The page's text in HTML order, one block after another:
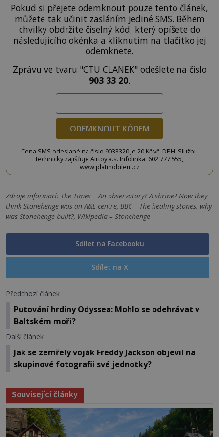
Pokud si přejete odemknout pouze tento článek,
můžete tak učinit zasláním jediné SMS. Během
chvilky obdržíte číselný kód, který opíšete do
následujícího okénka a kliknutím na tlačítko jej
odemknete.
Zprávu ve tvaru "CTU CLANEK" odešlete na číslo
903 33 20.
ODEMKNOUT KÓDEM
Cena SMS odeslané na číslo 9033320 je 20 Kč vč. DPH. Službu
technicky zajišťuje Airtoy a.s. Infolinka: 602 777 555,
www.platmobilem.cz
Zdroje informací: The Times – An observatory? A shrine? Now they
think Stonehenge was an A&E centre, BBC – The healing stones: why
was Stonehenge built?, Wikipedia – Stonehenge
Sdílet na Facebooku
Sdílet na X
Předchozí článek
Putování hrdiny Odyssea: Mohlo se odehrávat v
Baltském moři?
Další článek
Jak se zemřelý voják Freddy Jackson objevil na
skupinové fotografii své jednotky?
Související články